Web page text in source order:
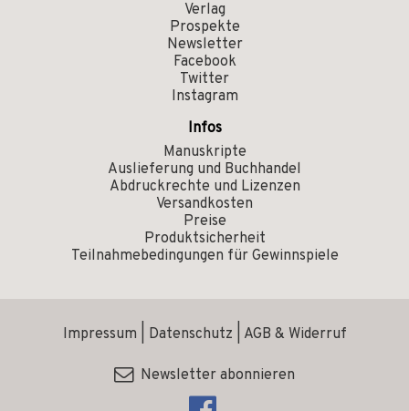
Verlag
Prospekte
Newsletter
Facebook
Twitter
Instagram
Infos
Manuskripte
Auslieferung und Buchhandel
Abdruckrechte und Lizenzen
Versandkosten
Preise
Produktsicherheit
Teilnahmebedingungen für Gewinnspiele
Impressum Datenschutz AGB & Widerruf
Newsletter abonnieren